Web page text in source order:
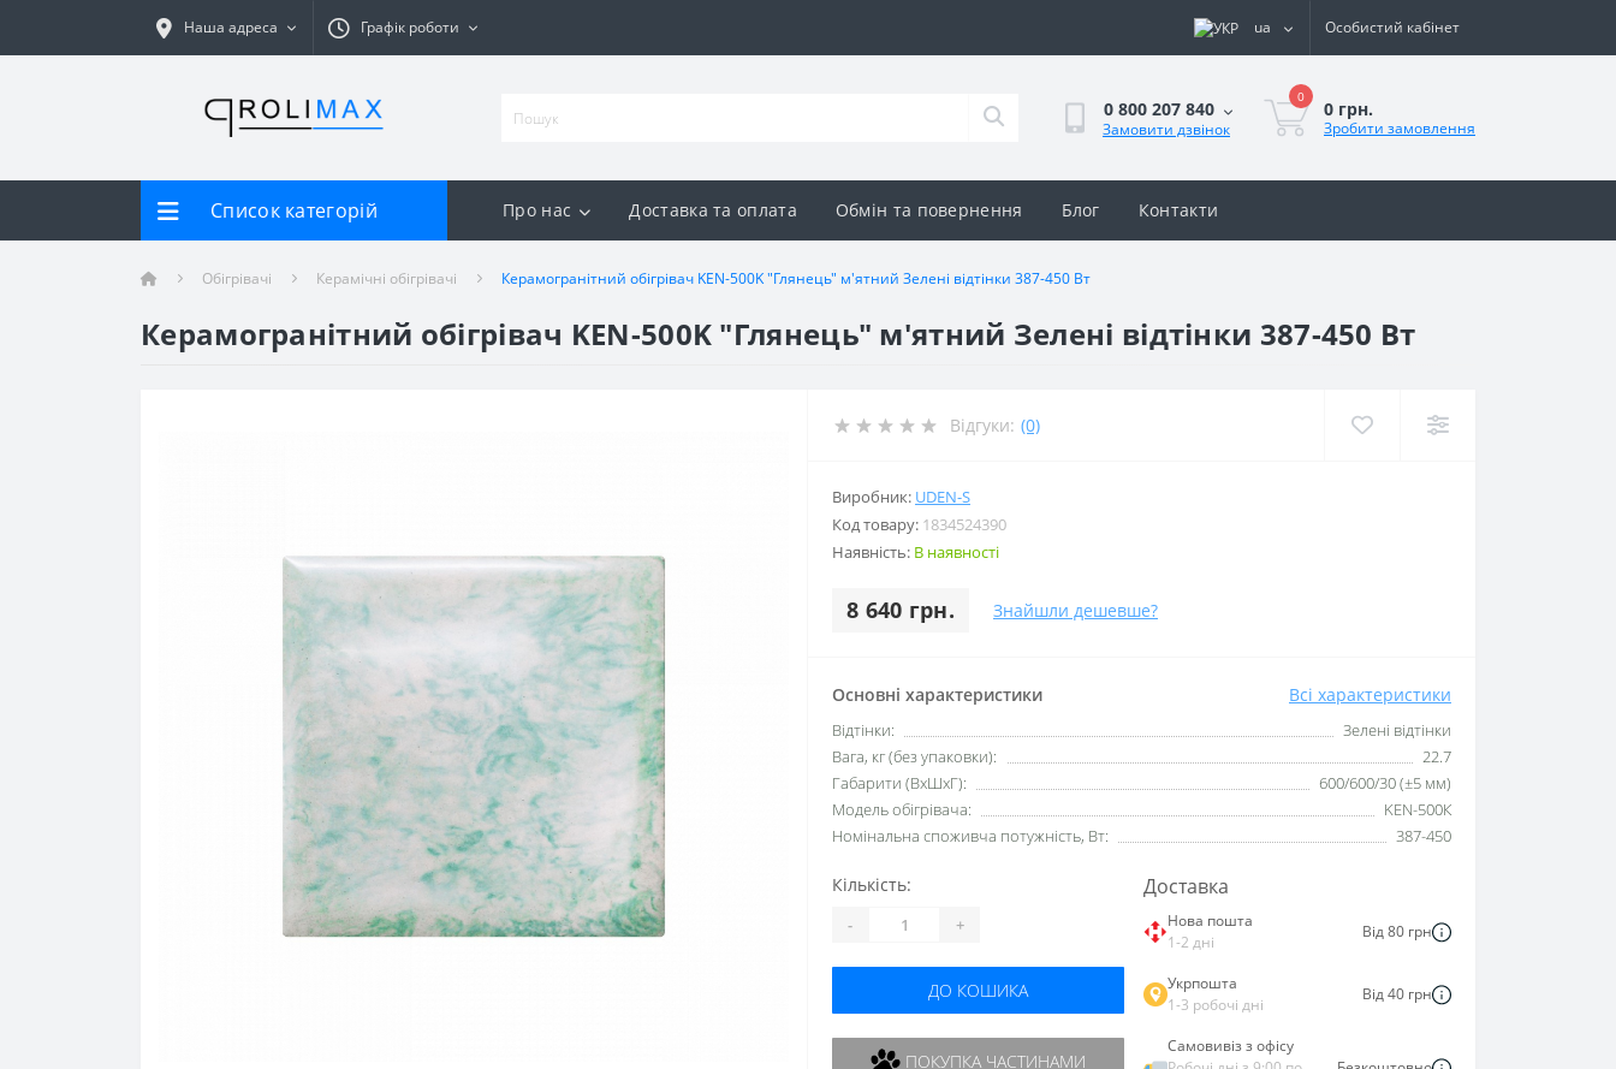
Наша адреса Графік роботи ua Особистий кабінет
0 800 207 840
Замовити дзвінок
0
0 грн.
Зробити замовлення
Список категорій Про нас Доставка та оплата Обмін та повернення Блог Контакти
Обігрівачі Керамічні обігрівачі Керамогранітний обігрівач KEN-500K "Глянець" м'ятний Зелені відтінки 387-450 Вт
Керамогранітний обігрівач KEN-500K "Глянець" м'ятний Зелені відтінки 387-450 Вт
Відгуки: (0)
Виробник: UDEN-S
Код товару: 1834524390
Наявність: В наявності
8 640 грн. Знайшли дешевше?
Основні характеристики Всі характеристики
Відтінки:
Зелені відтінки
Вага, кг (без упаковки):
22.7
Габарити (ВхШхГ):
600/600/30 (±5 мм)
Модель обігрівача:
KEN-500К
Номінальна споживча потужність, Вт:
387-450
Кількість:
- +
ДО КОШИКА
ПОКУПКА ЧАСТИНАМИ
Доставка
Нова пошта
1-2 дні
Від 80 грн
Укрпошта
1-3 робочі дні
Від 40 грн
Самовивіз з офісу